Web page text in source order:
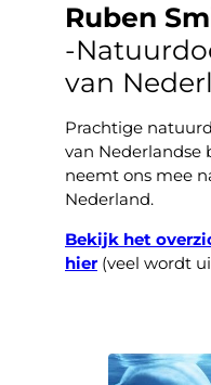
Ruben
-
van
Prachtige
van Nederlandse
neemt ons mee
Nederland.
Bekijk het
hier(veel wordt